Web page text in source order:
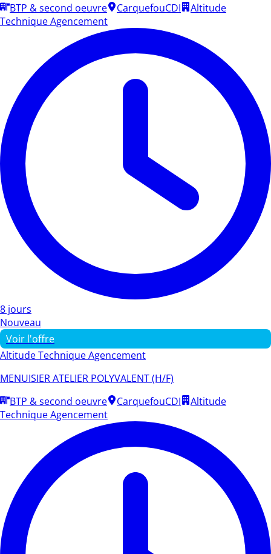
BTP & second oeuvre
CarquefouCDI
Altitude
Technique Agencement
8 jours
Nouveau
Voir l'offre
Altitude Technique Agencement
MENUISIER ATELIER POLYVALENT (H/F)
BTP & second oeuvre
CarquefouCDI
Altitude
Technique Agencement